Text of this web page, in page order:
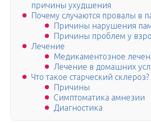
причины ухудшения
Почему случаются провалы в
Причины нарушения
Причины проблем у
Лечение
Медикаментозное
Лечение в домашних
Что такое старческий склероз?
Причины
Симптоматика амнезии
Диагностика